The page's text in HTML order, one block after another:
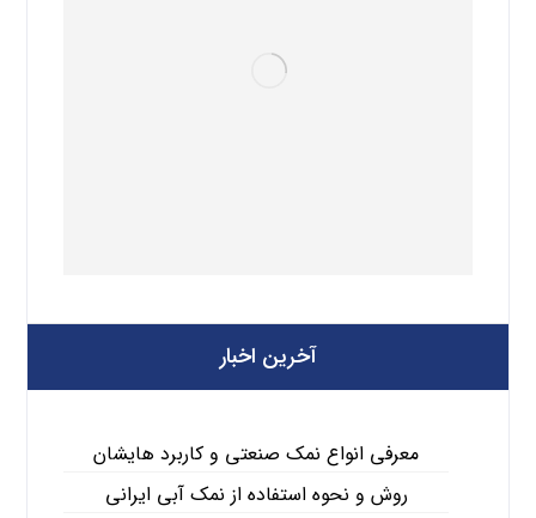
آخرین اخبار
معرفی انواع نمک صنعتی و کاربرد هایشان
روش و نحوه استفاده از نمک آبی ایرانی